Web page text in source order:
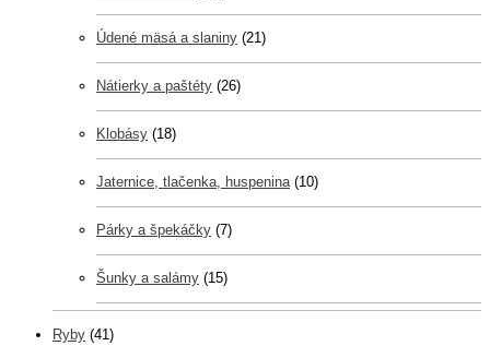
Údené mäsá a slaniny (21)
Nátierky a paštéty (26)
Klobásy (18)
Jaternice, tlačenka, huspenina (10)
Párky a špekáčky (7)
Šunky a salámy (15)
Ryby (41)